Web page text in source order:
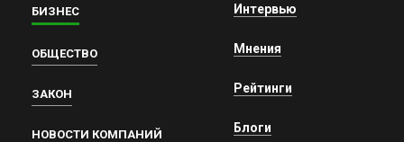
БИЗНЕС
ОБЩЕСТВО
ЗАКОН
НОВОСТИ КОМПАНИЙ
Интервью
Мнения
Рейтинги
Блоги